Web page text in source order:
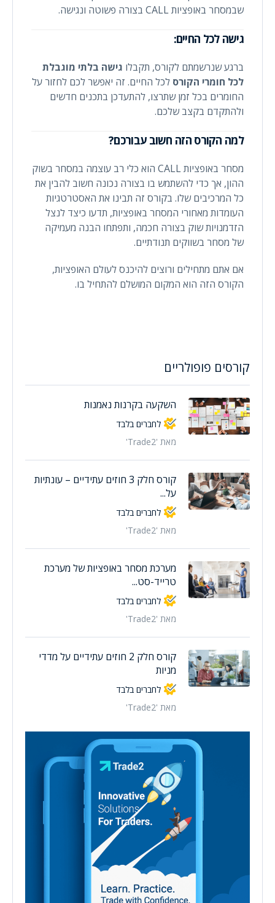
שבמסחר באופציות CALL בצורה פשוטה ונגישה.
גישה לכל החיים:
ברגע שנרשמתם לקורס, תקבלו גישה בלתי מוגבלת
לכל חומרי הקורס לכל החיים. זה יאפשר לכם לחזור על
החומרים בכל זמן שתרצו, להתעדכן בתכנים חדשים
ולהתקדם בקצב שלכם.
למה הקורס הזה חשוב עבורכם?
מסחר באופציות CALL הוא כלי רב עוצמה במסחר בשוק
ההון, אך כדי להשתמש בו בצורה נכונה חשוב להבין את
כל המרכיבים שלו. בקורס זה תבינו את האסטרטגיות
העומדות מאחורי המסחר באופציות, תדעו כיצד לנצל
הזדמנויות שוק בצורה חכמה, ותפתחו הבנה מעמיקה
של מסחר בשווקים תנודתיים.
אם אתם מתחילים ורוצים להיכנס לעולם האופציות,
הקורס הזה הוא המקום המושלם להתחיל בו.
קורסים פופולריים
השקעה בקרנות נאמנות
לחברים בלבד
מאת 'Trade2'
קורס חלק 3 חוזים עתידיים – עונתיות
על...
לחברים בלבד
מאת 'Trade2'
מערכת מסחר באופציות של מערכת
טרייד-סט...
לחברים בלבד
מאת 'Trade2'
קורס חלק 2 חוזים עתידיים על מדדי
מניות
לחברים בלבד
מאת 'Trade2'